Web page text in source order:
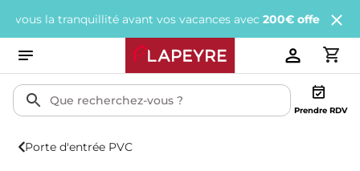
tranquillité avant vos vacances avec200€ offertstous les 1
Prendre RDV
Porte d'entrée PVC